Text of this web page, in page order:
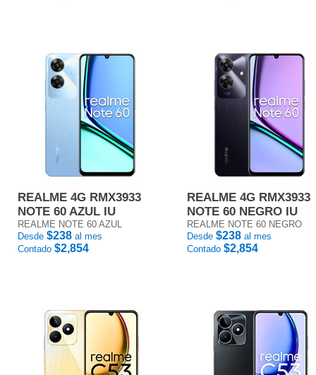
REALME 4G RMX3933
NOTE 60 AZUL IU
REALME NOTE 60 AZUL
Desde $238 al mes
Contado $2,854
REALME 4G RMX3933
NOTE 60 NEGRO IU
REALME NOTE 60 NEGRO
Desde $238 al mes
Contado $2,854